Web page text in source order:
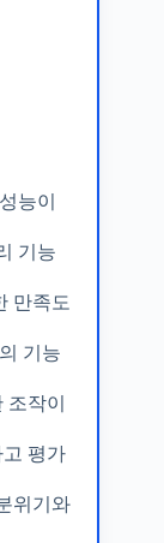
능이
기능
만족도
기능
작이
평가
위기와